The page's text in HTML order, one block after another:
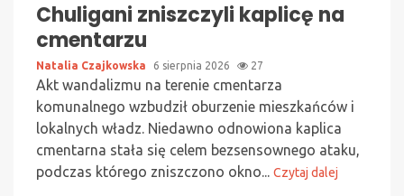
Chuligani zniszczyli kaplicę na
cmentarzu
Natalia Czajkowska 6 sierpnia 2026 27
Akt wandalizmu na terenie cmentarza
komunalnego wzbudził oburzenie mieszkańców i
lokalnych władz. Niedawno odnowiona kaplica
cmentarna stała się celem bezsensownego ataku,
podczas którego zniszczono okno... Czytaj dalej